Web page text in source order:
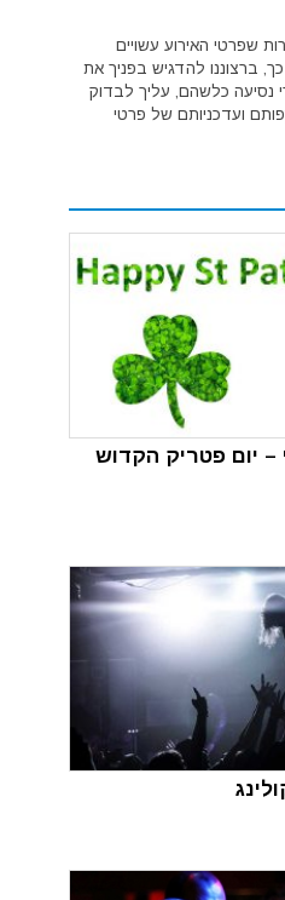
שפרטי האירוע עשויים
ברצוננו להדגיש בפניך את
נסיעה כלשהם, עליך לבדוק
ועדכניותם של פרטי
– יום פטריק הקדוש